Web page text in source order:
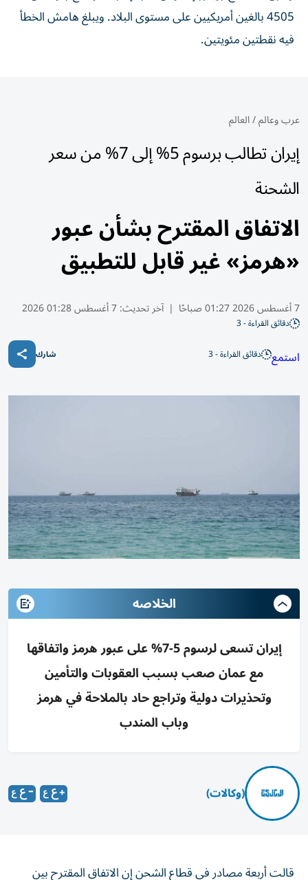
4505 بالغين أمريكيين على مستوى البلاد. ويبلغ هامش الخطأ
فيه نقطتين مئويتين.
عرب وعالم/العالم
إيران تطالب برسوم 5% إلى 7% من سعر
الشحنة
الاتفاق المقترح بشأن عبور
«هرمز» غير قابل للتطبيق
7 أغسطس 2026 01:27 صباحًا | آخر تحديث:7 أغسطس 01:28 2026
دقائق القراءة - 3
استمع دقائق القراءة - 3 شارك
الخلاصه
إيران تسعى لرسوم 5-7% على عبور هرمز واتفاقها
مع عمان صعب بسبب العقوبات والتأمين
وتحذيرات دولية وتراجع حاد بالملاحة في هرمز
وباب المندب
(وكالات)
قالت أربعة مصادر في قطاع الشحن إن الاتفاق المقترح بين